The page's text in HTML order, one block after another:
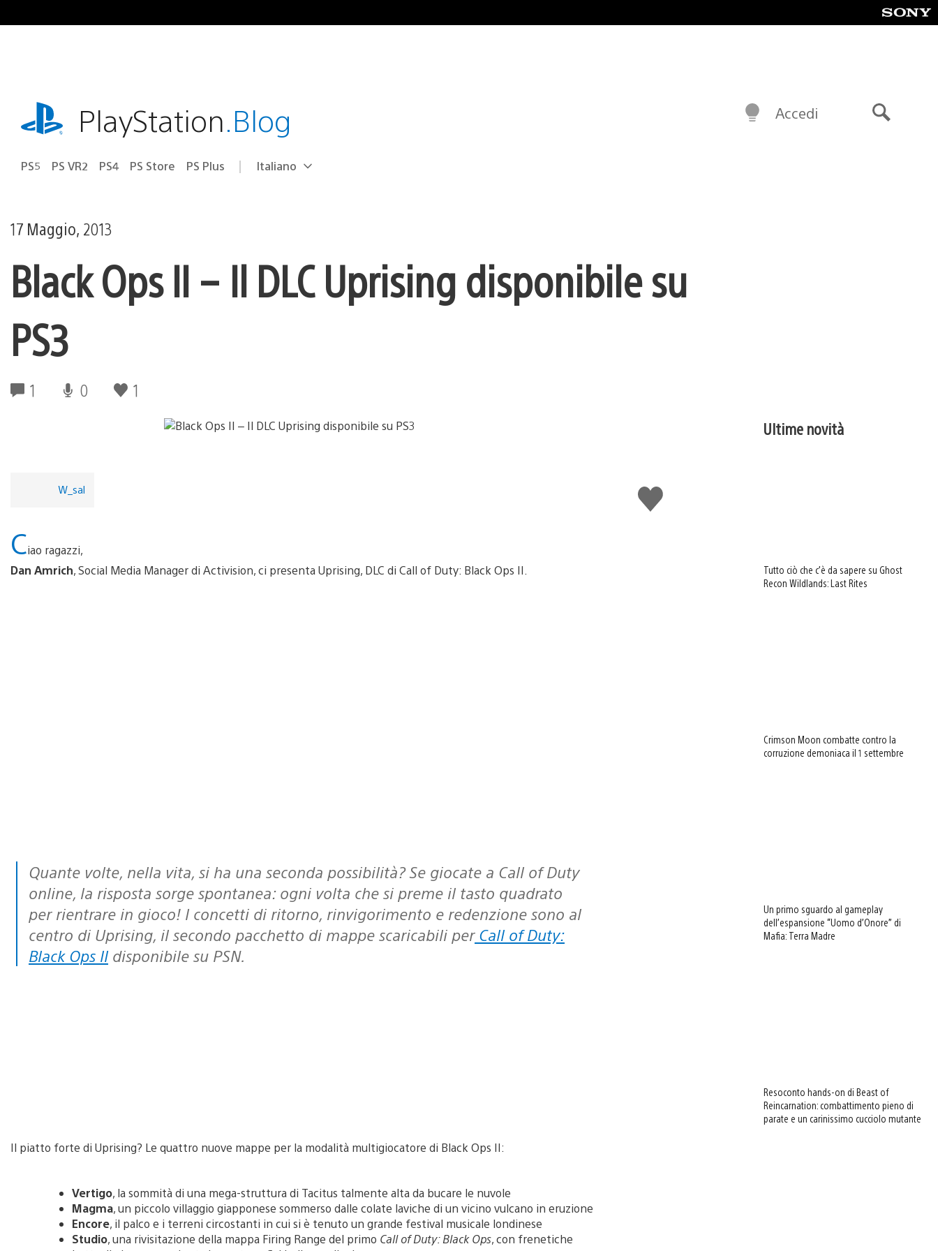
al
playstation.comPlayStation.Blog
PS5 PS VR2 PS4 PS Store PS Plus Seleziona
Regione
Italiano
Accedi
17 Maggio, 2013
Black Ops II – Il DLC Uprising disponibile su
PS3
1 0 1
Mi
piace
W_sal
Ciao ragazzi,
Dan Amrich, Social Media Manager di Activision, ci presenta Uprising, DLC di Call of Duty: Black Ops II.
Quante volte, nella vita, si ha una seconda possibilità? Se giocate a Call of Duty
online, la risposta sorge spontanea: ogni volta che si preme il tasto quadrato
per rientrare in gioco! I concetti di ritorno, rinvigorimento e redenzione sono al
centro di Uprising, il secondo pacchetto di mappe scaricabili perCall of Duty:
Black Ops IIdisponibile su PSN.
Il piatto forte di Uprising? Le quattro nuove mappe per la modalità multigiocatore di Black Ops II:
Vertigo, la sommità di una mega-struttura di Tacitus talmente alta da bucare le nuvole
Magma, un piccolo villaggio giapponese sommerso dalle colate laviche di un vicino vulcano in eruzione
Encore, il palco e i terreni circostanti in cui si è tenuto un grande festival musicale londinese
Studio, una rivisitazione della mappa Firing Range del primo Call of Duty: Black Ops, con frenetiche
Ultime novità
Tutto ciò che c’è da sapere su Ghost
Recon Wildlands: Last Rites
Crimson Moon combatte contro la
corruzione demoniaca il 1 settembre
Un primo sguardo al gameplay
dell’espansione “Uomo d’Onore” di
Mafia: Terra Madre
Resoconto hands-on di Beast of
Reincarnation: combattimento pieno di
parate e un carinissimo cucciolo mutante